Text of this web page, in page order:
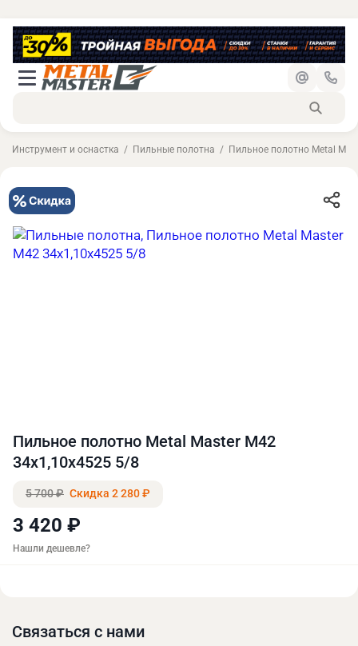
Инструмент и оснастка Пильные полотна Пильное полотно Metal
Пильное полотно Metal Master M42
34х1,10х4525 5/8
5 700 ₽ Скидка 2 280 ₽
3 420 ₽
Нашли дешевле?
Связаться с нами